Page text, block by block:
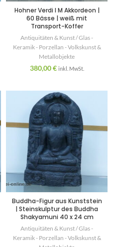
Hohner Verdi I M Akkordeon |
60 Bässe | weiß mit
Transport-Koffer
Antiquitäten & Kunst / Glas -
Keramik - Porzellan - Volkskunst &
Metallobjekte
380,00€ inkl. MwSt.
Buddha-Figur aus Kunststein
| Steinskulptur des Buddha
Shakyamuni 40 x 24 cm
Antiquitäten & Kunst / Glas -
Keramik - Porzellan - Volkskunst &